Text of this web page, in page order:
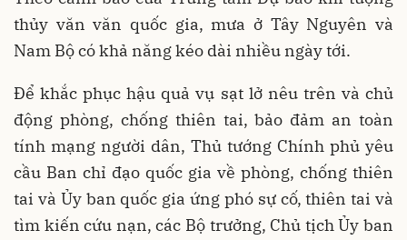
thủy văn văn quốc gia, mưa ở Tây Nguyên và
Nam Bộ có khả năng kéo dài nhiều ngày tới.
Để khắc phục hậu quả vụ sạt lở nêu trên và chủ
động phòng, chống thiên tai, bảo đảm an toàn
tính mạng người dân, Thủ tướng Chính phủ yêu
cầu Ban chỉ đạo quốc gia về phòng, chống thiên
tai và Ủy ban quốc gia ứng phó sự cố, thiên tai và
tìm kiến cứu nạn, các Bộ trưởng, Chủ tịch Ủy ban